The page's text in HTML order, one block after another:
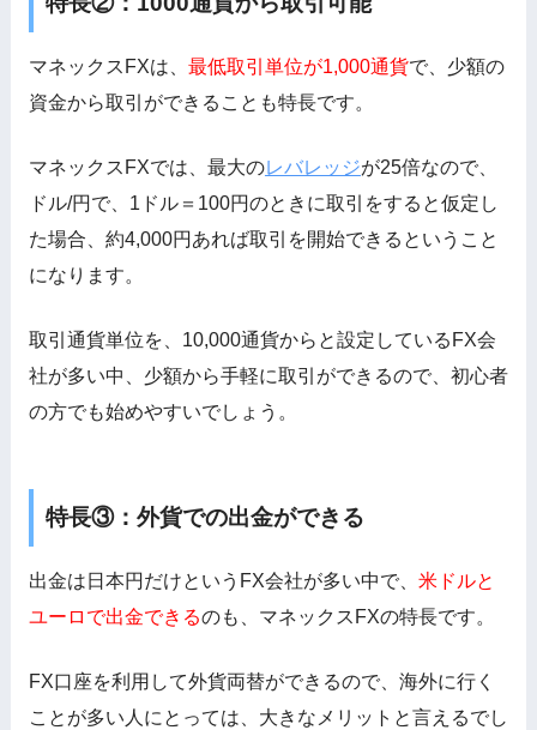
マネックスFXは、 最低取引単位が1,000通貨で、少額の
資金から取引ができることも特長です。
マネックスFXでは、最大のレバレッジが25倍なので、
ドル/円で、1ドル＝100円のときに取引をすると仮定し
た場合、約4,000円あれば取引を開始できるということ
になります。
取引通貨単位を、10,000通貨からと設定しているFX会
社が多い中、少額から手軽に取引ができるので、初心者
の方でも始めやすいでしょう。
特長③：外貨での出金ができる
出金は日本円だけというFX会社が多い中で、 米ドルと
ユーロで出金できるのも、マネックスFXの特長です。
FX口座を利用して外貨両替ができるので、海外に行く
ことが多い人にとっては、大きなメリットと言えるでし